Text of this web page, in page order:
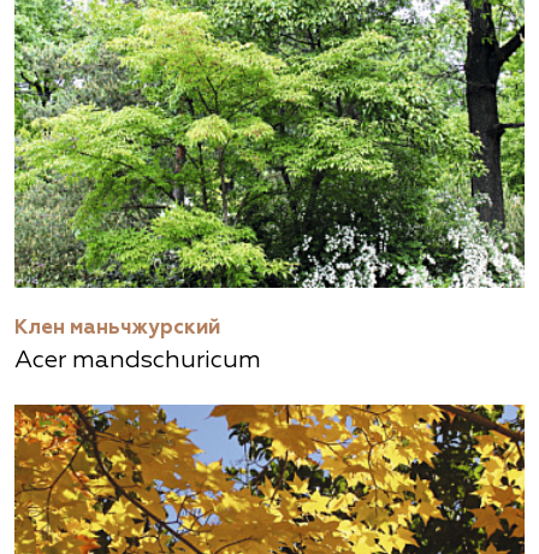
Клен маньчжурский
Acer mandschuricum